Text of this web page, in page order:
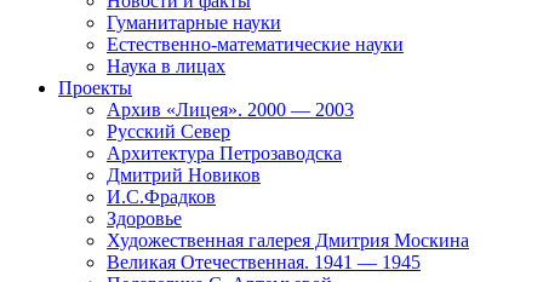
Гуманитарные науки
Естественно-математические науки
Наука в лицах
Проекты
Архив «Лицея». 2000 — 2003
Русский Север
Архитектура Петрозаводска
Дмитрий Новиков
И.С.Фрадков
Здоровье
Художественная галерея Дмитрия Москина
Великая Отечественная. 1941 — 1945